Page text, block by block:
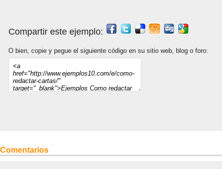
Compartir este ejemplo:
O bien, copie y pegue el siguiente código en su sitio web, blog o foro:
Comentarios